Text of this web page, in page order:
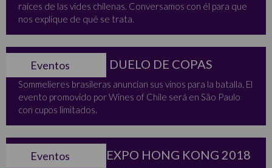
raíces de las vides chilenas. Conversamos con él para que
nos explique de qué se trata.
Eventos
LOS VINOS DEL DUELO DE COPAS
Sommelieres brasileras anuncian sus vinos para la batalla. El
evento promovido por Wines of Chile será en São Paulo
con cupos limitados.
Eventos
COMENZÓ VINEXPO HONG KONG 2018